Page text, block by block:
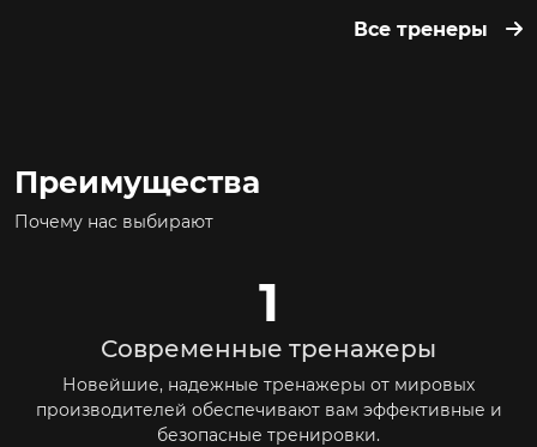
Все тренеры
Преимущества
Почему нас выбирают
1
Современные тренажеры
Новейшие, надежные тренажеры от мировых
производителей обеспечивают вам эффективные и
безопасные тренировки.